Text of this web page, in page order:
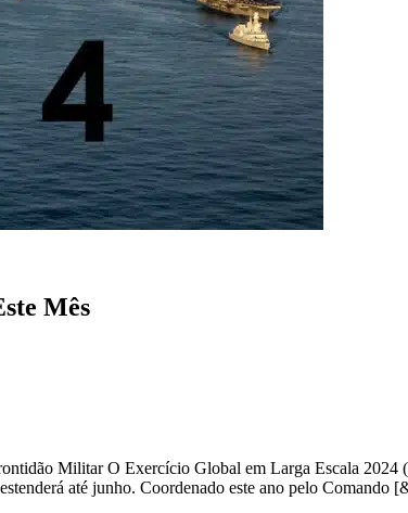
Mês
Militar O Exercício Global em Larga Escala
até junho. Coordenado este ano pelo Comando